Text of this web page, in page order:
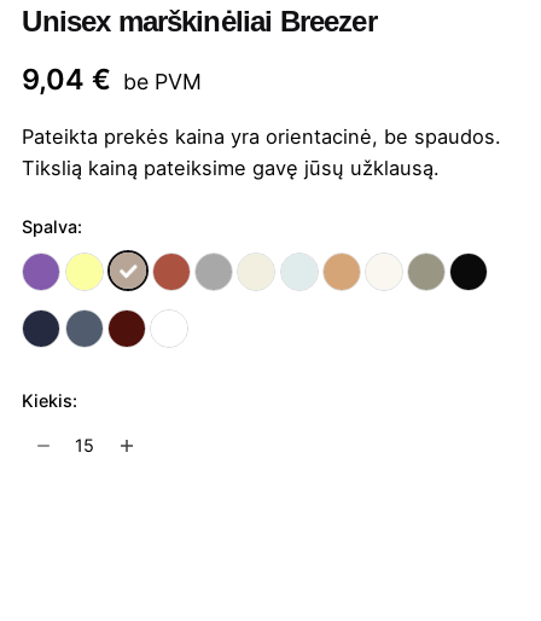
Unisex marškinėliai Breezer
9,04€ be PVM
Pateikta prekės kaina yra orientacinė, be spaudos.
Tikslią kainą pateiksime gavę jūsų užklausą.
Spalva:
Kiekis:
produkto